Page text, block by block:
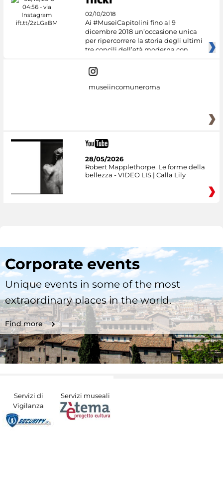
02/10/2018
Ai #MuseiCapitolini fino al 9
dicembre 2018 un’occasione unica
per ripercorrere la storia degli ultimi
tre concili dell’età moderna con
museiincomuneroma
28/05/2026
Robert Mapplethorpe. Le forme della
bellezza - VIDEO LIS | Calla Lily
Corporate events
Unique events in some of the most
extraordinary places in the world.
Find more
Servizi di
Vigilanza
Servizi museali